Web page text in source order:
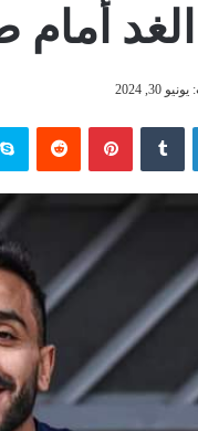
30, 2024
لينكدإن بينتيريست